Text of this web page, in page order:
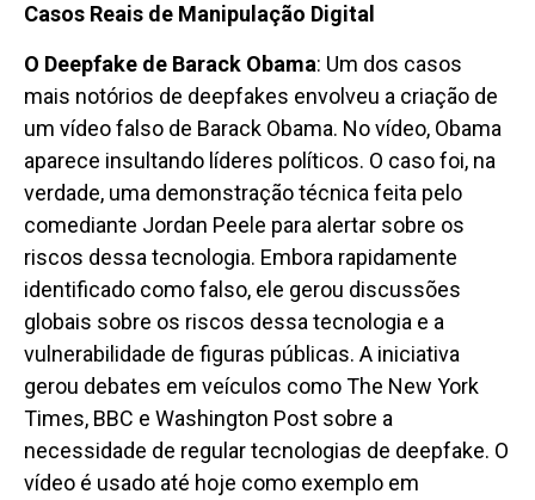
Casos Reais de Manipulação Digital
O Deepfake de Barack Obama: Um dos casos
mais notórios de deepfakes envolveu a criação de
um vídeo falso de Barack Obama. No vídeo, Obama
aparece insultando líderes políticos. O caso foi, na
verdade, uma demonstração técnica feita pelo
comediante Jordan Peele para alertar sobre os
riscos dessa tecnologia. Embora rapidamente
identificado como falso, ele gerou discussões
globais sobre os riscos dessa tecnologia e a
vulnerabilidade de figuras públicas. A iniciativa
gerou debates em veículos como The New York
Times, BBC e Washington Post sobre a
necessidade de regular tecnologias de deepfake. O
vídeo é usado até hoje como exemplo em